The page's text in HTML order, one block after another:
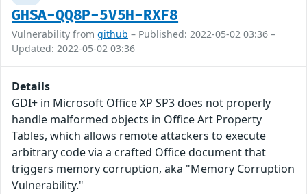
GHSA-QQ8P-5V5H-RXF8
Vulnerability from github – Published: 2022-05-02 03:36 –
Updated: 2022-05-02 03:36
Details
GDI+ in Microsoft Office XP SP3 does not properly
handle malformed objects in Office Art Property
Tables, which allows remote attackers to execute
arbitrary code via a crafted Office document that
triggers memory corruption, aka "Memory Corruption
Vulnerability."